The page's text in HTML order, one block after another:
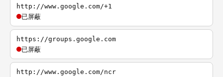
http://www.google.com/+1
已屏蔽
https://groups.google.com
已屏蔽
http://www.google.com/ncr